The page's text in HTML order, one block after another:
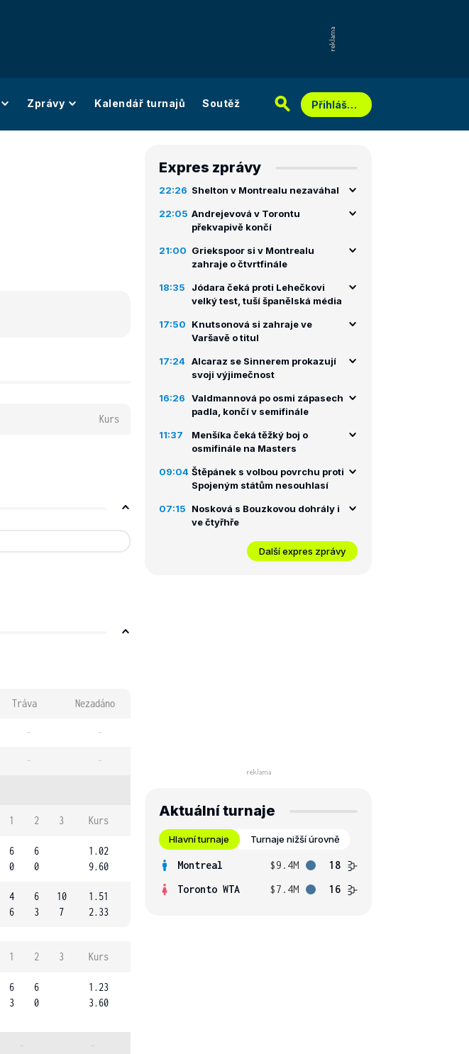
Zprávy Kalendář turnajů Soutěž Přihlášení
Kurs
Tráva Nezadáno
- -
- -
1 2 3 Kurs
6
0
6
0
1.02
9.60
4
6
6
3
10
7
1.51
2.33
1 2 3 Kurs
6
3
6
0
1.23
3.60
- -
Expres zprávy
22:26 Shelton v Montrealu nezaváhal
22:05 Andrejevová v Torontu
překvapivě končí
21:00 Griekspoor si v Montrealu
zahraje o čtvrtfinále
18:35
Jódara čeká proti Lehečkovi
velký test, tuší španělská média
17:50
Knutsonová si zahraje ve
Varšavě o titul
17:24 Alcaraz se Sinnerem prokazují
svoji výjimečnost
16:26
Valdmannová po osmi zápasech
padla, končí v semifinále
11:37
Menšíka čeká těžký boj o
osmifinále na Masters
09:04 Štěpánek s volbou povrchu proti
Spojeným státům nesouhlasí
07:15
Nosková s Bouzkovou dohrály i
ve čtyřhře
Další expres zprávy
Aktuální turnaje
Hlavní turnaje Turnaje nižší úrovně
Montreal $9.4M
18
Toronto WTA
$7.4M 16